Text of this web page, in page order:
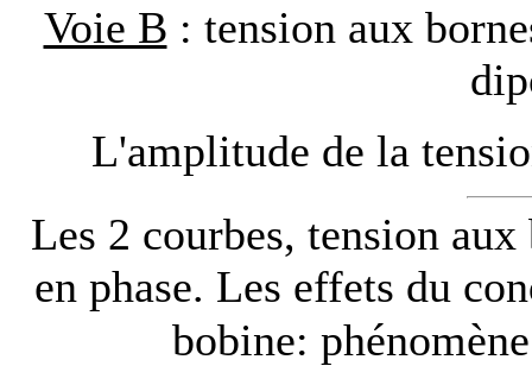
Voie B : tension aux
L'amplitude de la
Les 2 courbes, tension
en phase. Les effets du
bobine: